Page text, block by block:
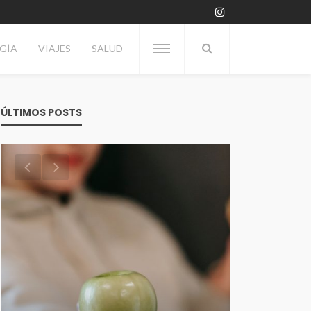
VIAJES SALUD
ÚLTIMOS POSTS
Día del Enólogo: Por qué se